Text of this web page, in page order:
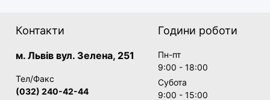
Контакти
м. Львів вул. Зелена, 251
Тел/Факс
(032) 240-42-44
Години роботи
Пн-пт
9:00 - 18:00
Субота
9:00 - 15:00